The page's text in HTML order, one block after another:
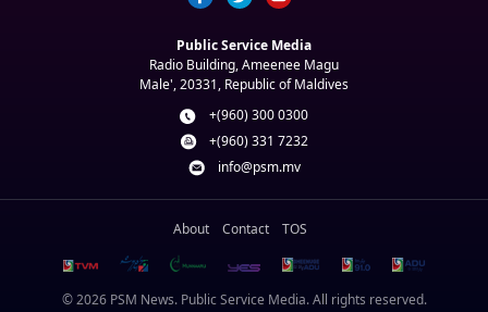
Public Service Media
Radio Building, Ameenee Magu
Male', 20331, Republic of Maldives
+(960) 300 0300
+(960) 331 7232
info@psm.mv
About Contact TOS
© 2026 PSM News. Public Service Media. All rights reserved.